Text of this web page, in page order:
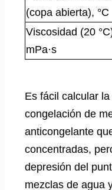
(copa abierta), °C
Viscosidad (20
mPa·s
Es fácil calcular
congelación de
anticongelante
concentradas,
depresión del
mezclas de agua